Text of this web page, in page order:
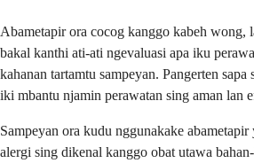
Abametapir ora cocog kanggo kabeh wong,
bakal kanthi ati-ati ngevaluasi apa iku
kahanan tartamtu sampeyan. Pangerten
iki mbantu njamin perawatan sing aman lan
Sampeyan ora kudu nggunakake
alergi sing dikenal kanggo obat utawa